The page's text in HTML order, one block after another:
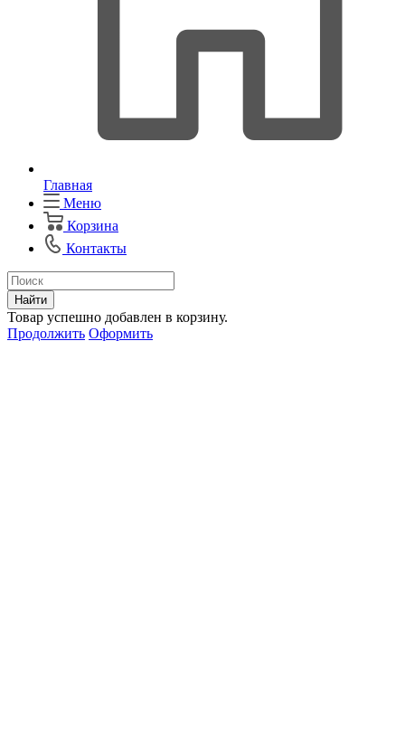
Главная
Меню
Корзина
Контакты
Найти
Товар успешно добавлен в корзину.
Продолжить Оформить